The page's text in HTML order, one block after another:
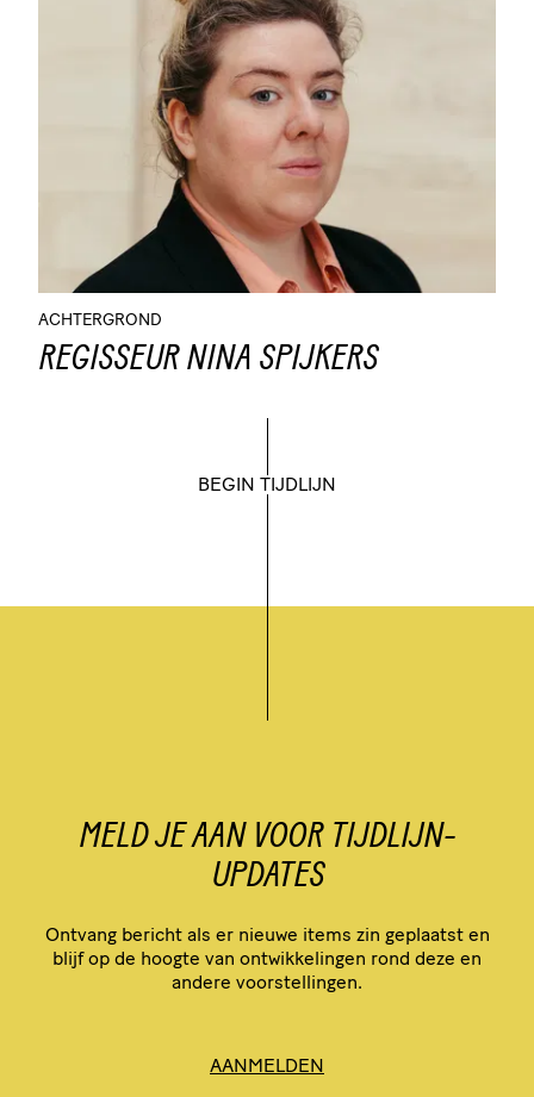
ACHTERGROND
REGISSEUR NINA SPIJKERS
BEGIN TIJDLIJN
MELD JE AAN VOOR TIJDLIJN-
UPDATES
Ontvang bericht als er nieuwe items zin geplaatst en
blijf op de hoogte van ontwik­ke­lingen rond deze en
andere voorstellingen.
AANMELDEN